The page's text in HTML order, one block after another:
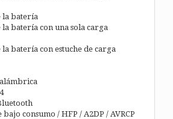
la batería
batería con una sola carga
batería con estuche de carga
consumo / HFP / A2DP / AVRCP